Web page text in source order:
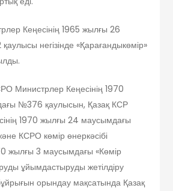
Кеңесінің 1965 жылғы 26
негізінде «Қарағандыкөмір»
Министрлер Кеңесінің 1970
№376 қаулысын, Қазақ КСР
1970 жылғы 24 маусымдағы
КСРО көмір өнеркәсібі
жылғы 3 маусымдағы «Көмір
ұйымдастыруды жетілдіру
орындау мақсатында Қазақ